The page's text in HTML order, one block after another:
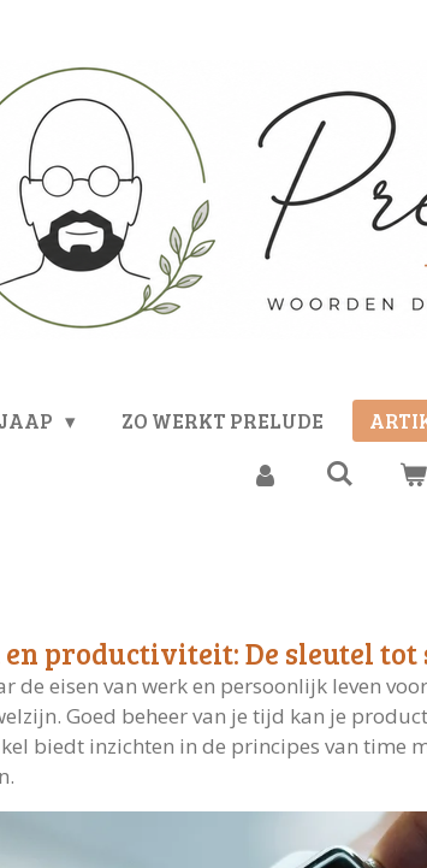
ZO WERKT PRELUDE
productiviteit: De sleutel tot
de eisen van werk en persoonlijk leven
Goed beheer van je tijd kan je
biedt inzichten in de principes van time